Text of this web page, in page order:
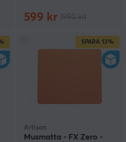
599 kr
SPARA 13%
Artisan
Musmatta - FX Zero -